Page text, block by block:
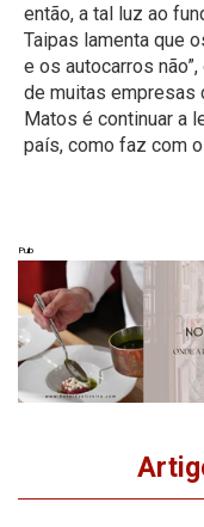
então, a tal luz ao
Taipas lamenta que
e os autocarros
de muitas empresas
Matos é continuar a
país, como faz com
Pub